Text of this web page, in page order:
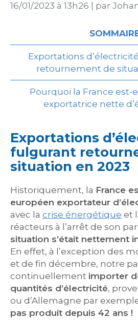
16/01/2023 à 13h26
par
Exportations
retournement de
Pourquoi la France est-
exportatrice nette
Exportations
fulgurant
situation en 2023
Historiquement, la France
européen exportateur
avec la crise énergétique et
réacteurs à l’arrêt de son
situation s’était nettement
En effet, à l’exception des
et de fin décembre, notre
continuellement importer
quantités d’électricité,
ou d’Allemagne par
pas produit depuis 42 ans !